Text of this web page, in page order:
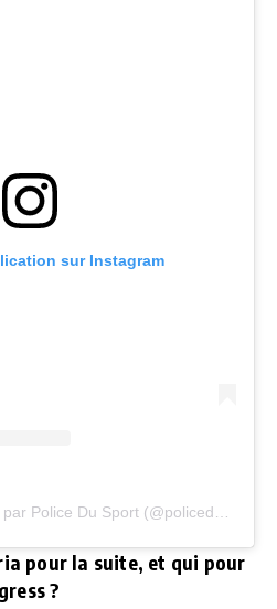
sur Instagram
Une publication partagée par Police Du Sport (@policedusportofficiel)
pour la suite, et qui pour
?